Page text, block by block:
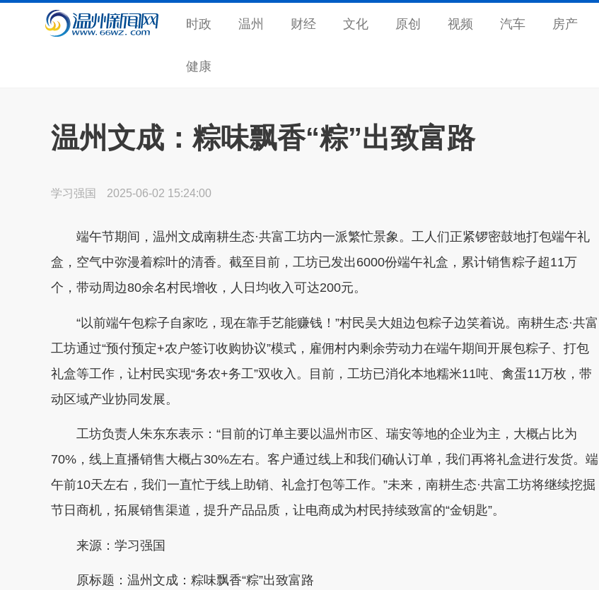
时政 温州 财经 文化 原创 视频 汽车 房产
健康
温州文成：粽味飘香“粽”出致富路
学习强国 2025-06-02 15:24:00
端午节期间，温州文成南耕生态·共富工坊内一派繁忙景象。工人们正紧锣密鼓地打包端午礼
盒，空气中弥漫着粽叶的清香。截至目前，工坊已发出6000份端午礼盒，累计销售粽子超11万
个，带动周边80余名村民增收，人日均收入可达200元。
“以前端午包粽子自家吃，现在靠手艺能赚钱！”村民吴大姐边包粽子边笑着说。南耕生态·共富
工坊通过“预付预定+农户签订收购协议”模式，雇佣村内剩余劳动力在端午期间开展包粽子、打包
礼盒等工作，让村民实现“务农+务工”双收入。目前，工坊已消化本地糯米11吨、禽蛋11万枚，带
动区域产业协同发展。
工坊负责人朱东东表示：“目前的订单主要以温州市区、瑞安等地的企业为主，大概占比为
70%，线上直播销售大概占30%左右。客户通过线上和我们确认订单，我们再将礼盒进行发货。端
午前10天左右，我们一直忙于线上助销、礼盒打包等工作。”未来，南耕生态·共富工坊将继续挖掘
节日商机，拓展销售渠道，提升产品品质，让电商成为村民持续致富的“金钥匙”。
来源：学习强国
原标题：温州文成：粽味飘香“粽”出致富路